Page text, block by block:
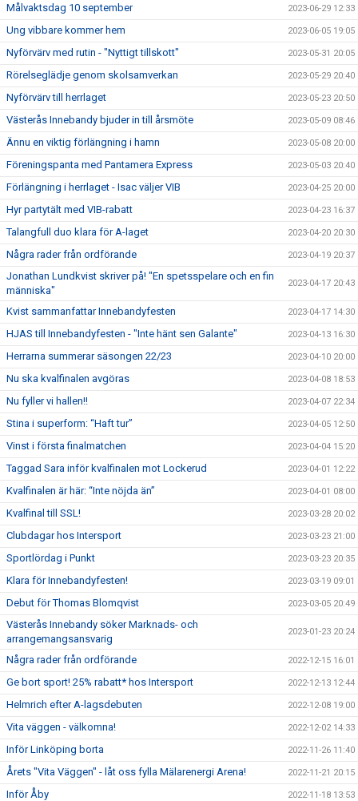
Målvaktsdag 10 september 2023-06-29 12:33
Ung vibbare kommer hem 2023-06-05 19:05
Nyförvärv med rutin - "Nyttigt tillskott" 2023-05-31 20:05
Rörelseglädje genom skolsamverkan 2023-05-29 20:40
Nyförvärv till herrlaget 2023-05-23 20:50
Västerås Innebandy bjuder in till årsmöte 2023-05-09 08:46
Ännu en viktig förlängning i hamn 2023-05-08 20:00
Föreningspanta med Pantamera Express 2023-05-03 20:40
Förlängning i herrlaget - Isac väljer VIB 2023-04-25 20:00
Hyr partytält med VIB-rabatt 2023-04-23 16:37
Talangfull duo klara för A-laget 2023-04-20 20:30
Några rader från ordförande 2023-04-19 20:37
Jonathan Lundkvist skriver på! "En spetsspelare och en fin
människa"
2023-04-17 20:43
Kvist sammanfattar Innebandyfesten 2023-04-17 14:30
HJAS till Innebandyfesten - "Inte hänt sen Galante" 2023-04-13 16:30
Herrarna summerar säsongen 22/23 2023-04-10 20:00
Nu ska kvalfinalen avgöras 2023-04-08 18:53
Nu fyller vi hallen!! 2023-04-07 22:34
Stina i superform: “Haft tur” 2023-04-05 12:50
Vinst i första finalmatchen 2023-04-04 15:20
Taggad Sara inför kvalfinalen mot Lockerud 2023-04-01 12:22
Kvalfinalen är här: “Inte nöjda än” 2023-04-01 08:00
Kvalfinal till SSL! 2023-03-28 20:02
Clubdagar hos Intersport 2023-03-23 21:00
Sportlördag i Punkt 2023-03-23 20:35
Klara för Innebandyfesten! 2023-03-19 09:01
Debut för Thomas Blomqvist 2023-03-05 20:49
Västerås Innebandy söker Marknads- och
arrangemangsansvarig
2023-01-23 20:24
Några rader från ordförande 2022-12-15 16:01
Ge bort sport! 25% rabatt* hos Intersport 2022-12-13 12:44
Helmrich efter A-lagsdebuten 2022-12-08 19:00
Vita väggen - välkomna! 2022-12-02 14:33
Inför Linköping borta 2022-11-26 11:40
Årets "Vita Väggen" - låt oss fylla Mälarenergi Arena! 2022-11-21 20:15
Inför Åby 2022-11-18 13:53